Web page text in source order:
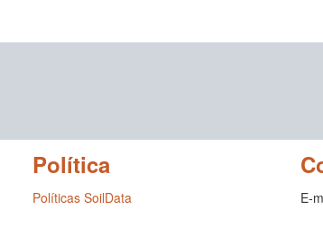
Política
Políticas SoilData E-